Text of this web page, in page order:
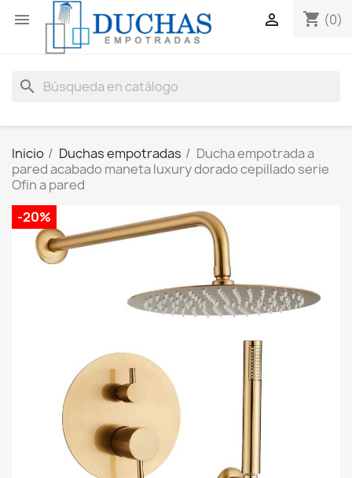
 shopping_cart (0)

search
Inicio Duchas empotradas
Ducha empotrada a
pared acabado maneta luxury dorado cepillado serie
Ofin a pared
-20%